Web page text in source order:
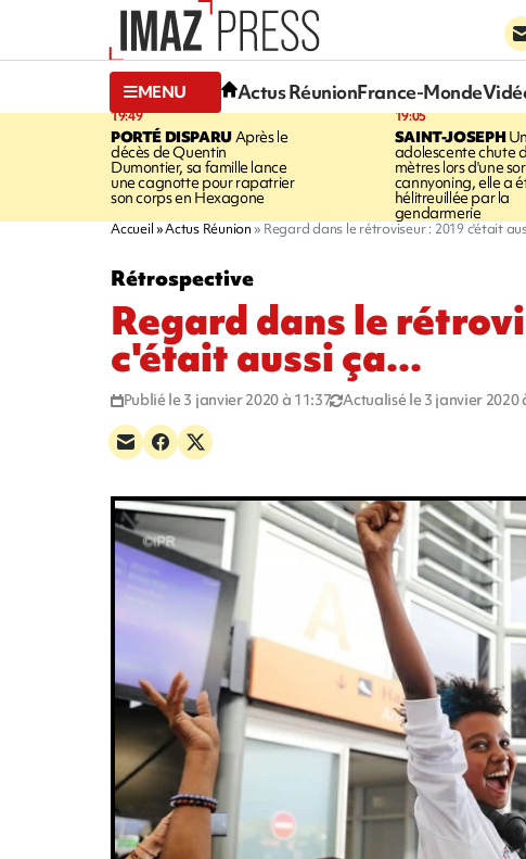
MENU Actus RéunionFrance-Monde
19:49
PORTÉ DISPARUAprès le
décès de Quentin
Dumontier, sa famille lance
une cagnotte pour rapatrier
son corps en Hexagone
19:05
SAINT-JOSEPH
adolescente chute
mètres lors d'une
cannyoning, elle a
hélitreuillée par la
gendarmerie
Accueil Actus Réunion Regard dans le rétroviseur : 2019 c'était
Rétrospective
Regard dans le
c'était aussi ça...
Publié le 3 janvier 2020 à 11:37 Actualisé le 3 janvier 2020